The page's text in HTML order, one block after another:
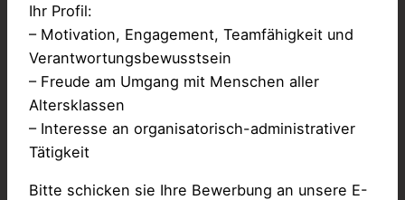
Ihr Profil:
– Motivation, Engagement, Teamfähigkeit und
Verantwortungsbewusstsein
– Freude am Umgang mit Menschen aller
Altersklassen
– Interesse an organisatorisch-administrativer
Tätigkeit
Bitte schicken sie Ihre Bewerbung an unsere E-